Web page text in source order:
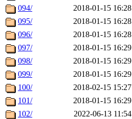
094/
2018-01-15 16:28
095/
2018-01-15 16:28
096/
2018-01-15 16:28
097/
2018-01-15 16:29
098/
2018-01-15 16:29
099/
2018-01-15 16:29
100/
2018-02-15 15:27
101/
2018-01-15 16:29
102/
2022-06-13 11:54